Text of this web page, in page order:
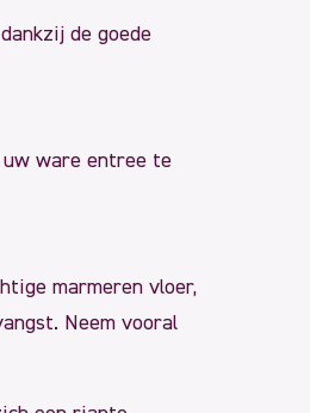
de goede
uw ware entree te
marmeren vloer,
Neem vooral